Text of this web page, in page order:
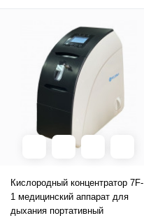
Кислородный концентратор 7F-
1 медицинский аппарат для
дыхания портативный